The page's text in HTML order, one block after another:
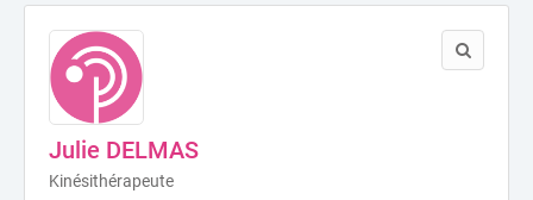
Julie DELMAS
Kinésithérapeute